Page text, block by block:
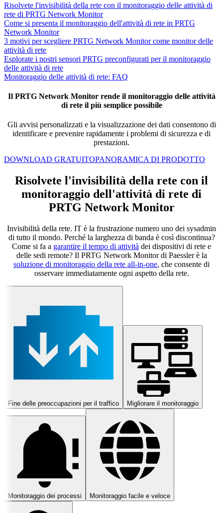
Risolvete l'invisibilità della rete con il monitoraggio delle attività di
rete di PRTG Network Monitor
Come si presenta il monitoraggio dell'attività di rete in PRTG
Network Monitor
3 motivi per scegliere PRTG Network Monitor come monitor delle
attività di rete
Esplorate i nostri sensori PRTG preconfigurati per il monitoraggio
delle attività di rete
Monitoraggio delle attività di rete: FAQ
Il PRTG Network Monitor rende il monitoraggio delle attività
di rete il più semplice possibile
Gli avvisi personalizzati e la visualizzazione dei dati consentono di
identificare e prevenire rapidamente i problemi di sicurezza e di
prestazioni.
DOWNLOAD GRATUITOPANORAMICA DI PRODOTTO
Risolvete l'invisibilità della rete con il
monitoraggio dell'attività di rete di
PRTG Network Monitor
Invisibilità della rete. IT è la frustrazione numero uno dei sysadmin
di tutto il mondo. Perché la larghezza di banda è così discontinua?
Come si fa a garantire il tempo di attività dei dispositivi di rete e
delle sedi remote? Il PRTG Network Monitor di Paessler è la
soluzione di monitoraggio della rete all-in-one, che consente di
osservare immediatamente ogni aspetto della rete.
Fine delle preoccupazioni per il traffico Migliorare il monitoraggio
Monitoraggio dei processi Monitoraggio facile e veloce